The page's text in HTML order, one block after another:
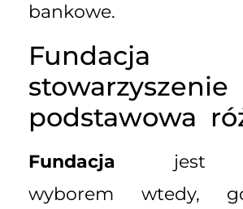
bankowe.
podstawowa
Fundacja jest
wyborem wtedy,